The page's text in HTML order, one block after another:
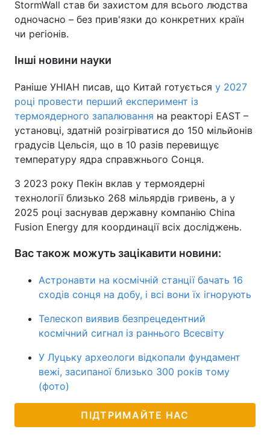
StormWall став би захистом для всього людства
одночасно – без прив'язки до конкретних країн
чи регіонів.
Інші новини науки
Раніше УНІАН писав, що Китай готується у 2027
році провести перший експеримент із
термоядерного запалювання на реакторі EAST –
установці, здатній розігріватися до 150 мільйонів
градусів Цельсія, що в 10 разів перевищує
температуру ядра справжнього Сонця.
З 2023 року Пекін вклав у термоядерні
технології близько 268 мільярдів гривень, а у
2025 році заснував державну компанію China
Fusion Energy для координації всіх досліджень.
Вас також можуть зацікавити новини:
Астронавти на космічній станції бачать 16
сходів сонця на добу, і всі вони їх ігнорують
Телескоп виявив безпрецедентний
космічний сигнал із раннього Всесвіту
У Луцьку археологи відкопали фундамент
вежі, засипаної близько 300 років тому
(фото)
ПІДТРИМАЙТЕ НАС